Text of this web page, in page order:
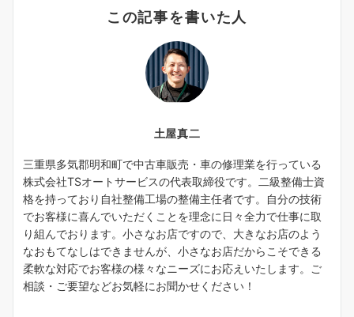
この記事を書いた人
土屋真二
三重県多気郡明和町で中古車販売・車の修理業を行っている
株式会社TSオートサービスの代表取締役です。二級整備士資
格を持っており自社整備工場の整備主任者です。自分の技術
でお客様に喜んでいただくことを理念に日々全力で仕事に取
り組んでおります。小さなお店ですので、大きなお店のよう
なおもてなしはできませんが、小さなお店だからこそできる
柔軟な対応でお客様の様々なニーズにお応えいたします。ご
相談・ご要望などお気軽にお聞かせください！